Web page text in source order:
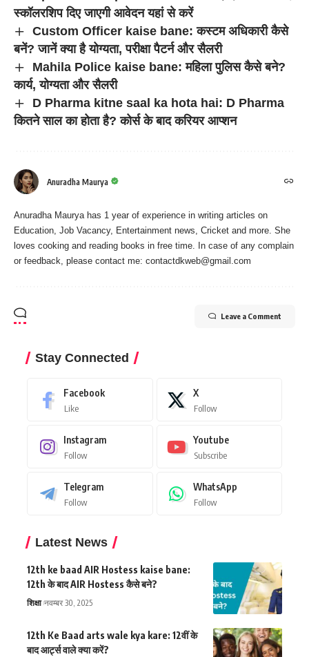
स्कॉलरशिप दिए जाएगी आवेदन यहां से करें
Custom Officer kaise bane: कस्टम अधिकारी कैसे
बनें? जानें क्या है योग्यता, परीक्षा पैटर्न और सैलरी
Mahila Police kaise bane: महिला पुलिस कैसे बने?
कार्य, योग्यता और सैलरी
D Pharma kitne saal ka hota hai: D Pharma
कितने साल का होता है? कोर्स के बाद करियर आप्शन
Anuradha Maurya
Anuradha Maurya has 1 year of experience in writing articles on
Education, Job Vacancy, Entertainment news, Cricket and more. She
loves cooking and reading books in free time. In case of any complain
or feedback, please contact me: contactdkweb@gmail.com
Leave a Comment
Stay Connected
Facebook
Like
X
Follow
Instagram
Follow
Youtube
Subscribe
Telegram
Follow
WhatsApp
Follow
Latest News
12th ke baad AIR Hostess kaise bane:
12th के बाद AIR Hostess कैसे बने?
शिक्षा नवम्बर 30, 2025
12th Ke Baad arts wale kya kare: 12वीं के
बाद आर्ट्स वाले क्या करें?